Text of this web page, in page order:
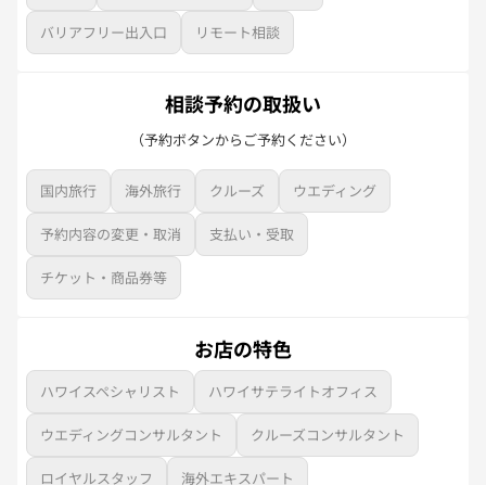
バリアフリー出入口 リモート相談
相談予約の取扱い
（予約ボタンからご予約ください）
国内旅行 海外旅行 クルーズ ウエディング
予約内容の変更・取消 支払い・受取
チケット・商品券等
お店の特色
ハワイスペシャリスト ハワイサテライトオフィス
ウエディングコンサルタント クルーズコンサルタント
ロイヤルスタッフ 海外エキスパート